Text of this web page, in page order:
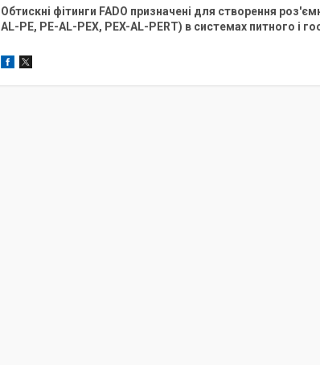
Обтискні фітинги FADO призначені для створення
AL-PE, PE-AL-PEX, PEX-AL-PERT) в системах питного і